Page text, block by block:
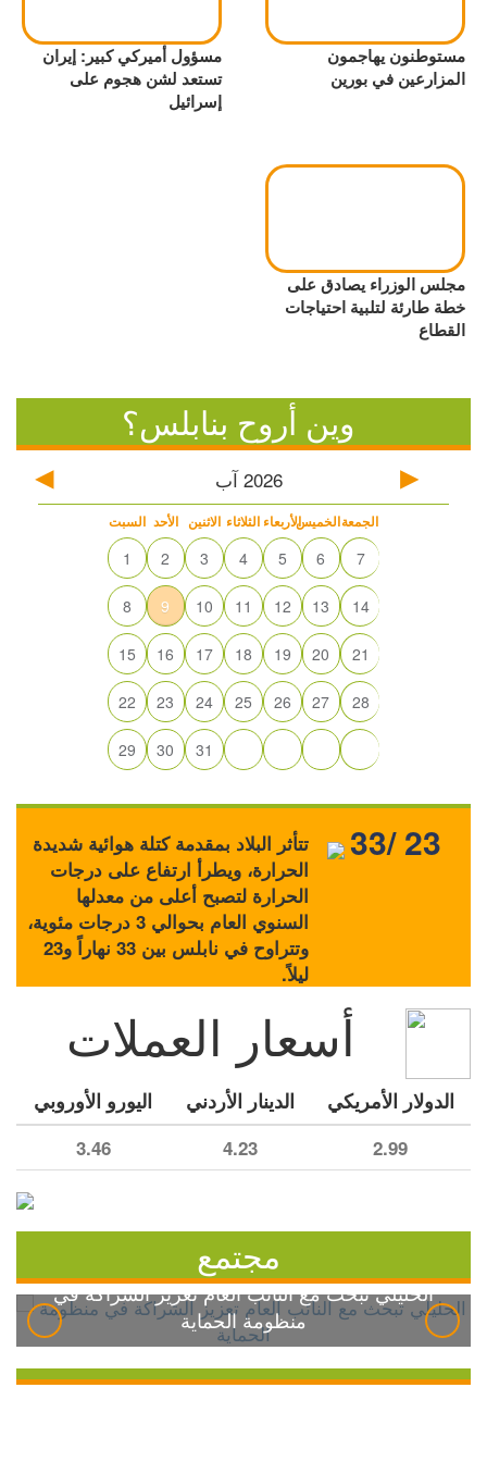
مستوطنون يهاجمون
المزارعين في بورين
مسؤول أميركي كبير: إيران
تستعد لشن هجوم على
إسرائيل
مجلس الوزراء يصادق على
خطة طارئة لتلبية احتياجات
القطاع
وين أروح بنابلس؟
2026 آب
السبت الأحد الاثنين الثلاثاء الأربعاءالخميسالجمعة
1 2 3 4 5 6 7
8 9 10 11 12 13 14
15 16 17 18 19 20 21
22 23 24 25 26 27 28
29 30 31
تتأثر البلاد بمقدمة كتلة هوائية شديدة
الحرارة، ويطرأ ارتفاع على درجات
الحرارة لتصبح أعلى من معدلها
السنوي العام بحوالي 3 درجات مئوية،
وتتراوح في نابلس بين 33 نهاراً و23
ليلاً.
33/ 23
أسعار العملات
الدولار الأمريكي الدينار الأردني اليورو الأوروبي
2.99
4.23
3.46
مجتمع
الخليلي تبحث مع النائب العام تعزيز الشراكة في
منظومة الحماية